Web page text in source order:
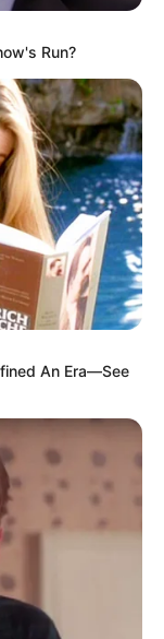
¿a las
estacionado
promedio de
razón, las
Run?
An Era—See